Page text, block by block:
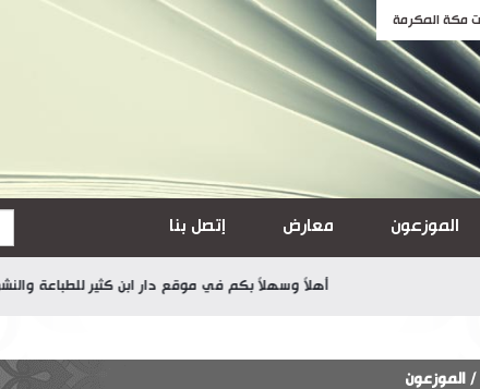
الموزعون معارض إتصل بنا
أهلاً وسهلاً بكم في موقع دار ابن كثير للطباعة والنشر
/ الموزعون